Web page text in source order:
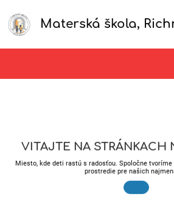
Materská škola,
VITAJTE NA STRÁNKACH
Miesto, kde deti rastú s radosťou. Spoločne tvoríme
prostredie pre našich